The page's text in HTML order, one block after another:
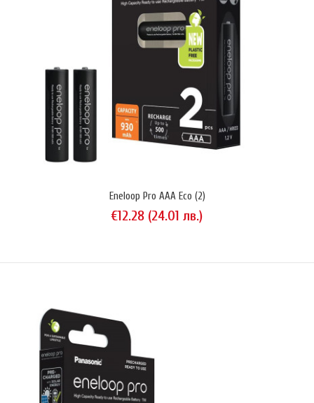
Discharge, LSD). Опаковани в контейнер от 100% рециклиран
картон.Типичен капацитет: 2000 mAhПрогнозен живот: 2100
цикълаИзключително нисък саморазряд: акумулаторите съхраняват
70% от енергията десет години след зареждане.Батериите се
Eneloop Pro AAA Eco (2)
€12.28 (24.01 лв.)